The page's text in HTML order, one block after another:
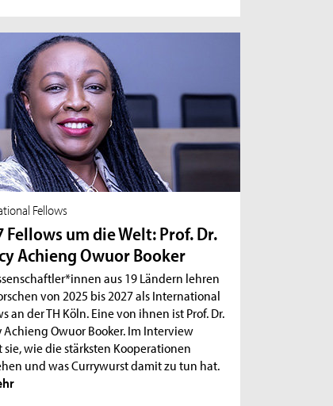
Fellows
Fellows um die Welt: Prof. Dr.
Achieng Owuor Booker
aus 19 Ländern lehren
von 2025 bis 2027 als International
an der TH Köln. Eine von ihnen ist Prof. Dr.
Achieng Owuor Booker. Im Interview
sie, wie die stärksten Kooperationen
und was Currywurst damit zu tun hat.